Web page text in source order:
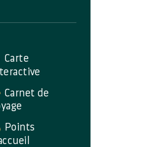
Carte
Carnet de
Points